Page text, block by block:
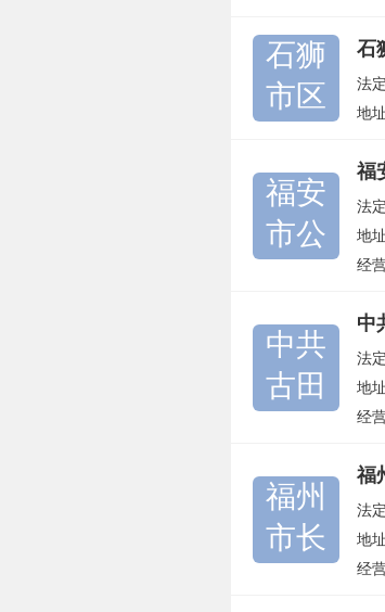
石狮
市区
石
法
地
福安
市公
福
法
地
经
中共
古田
中
法
地
经
福州
市长
福
法
地
经